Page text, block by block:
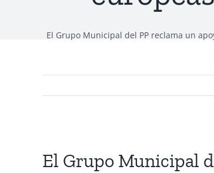
El Grupo Municipal del PP reclama un
imagen
El Grupo Municipal